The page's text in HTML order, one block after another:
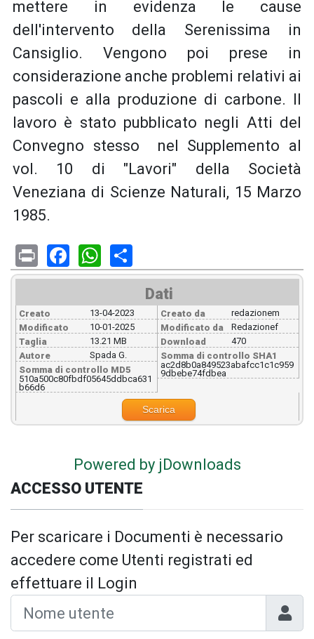
mettere in evidenza le cause
dell'intervento della Serenissima in
Cansiglio. Vengono poi prese in
considerazione anche problemi relativi ai
pascoli e alla produzione di carbone. Il
lavoro è stato pubblicato negli Atti del
Convegno stesso nel Supplemento al
vol. 10 di "Lavori" della Società
Veneziana di Scienze Naturali, 15 Marzo
1985.
PrintFacebook
WhatsApp
Dati
Creato
13-04-2023
Modificato
10-01-2025
Taglia
13.21 MB
Autore
Spada G.
Somma di controllo MD5
510a500c80fbdf05645ddbca631
b66d6
Creato da
redazionem
Modificato da
Redazionef
Download
470
Somma di controllo SHA1
ac2d8b0a849523abafcc1c1c959
9dbebe74fdbea
Scarica
Powered by jDownloads
ACCESSO UTENTE
Per scaricare i Documenti è necessario
accedere come Utenti registrati ed
effettuare il Login